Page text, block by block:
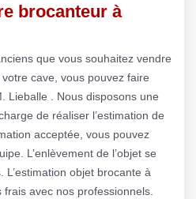
brocanteur à
que vous souhaitez vendre
cave, vous pouvez faire
Lieballe . Nous disposons une
de réaliser l’estimation de
acceptée, vous pouvez
L’enlèvement de l’objet se
objet brocante à
avec nos professionnels.